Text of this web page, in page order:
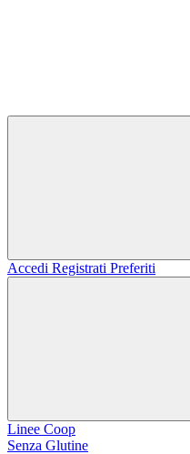
Accedi Registrati Preferiti
Linee Coop
Senza Glutine